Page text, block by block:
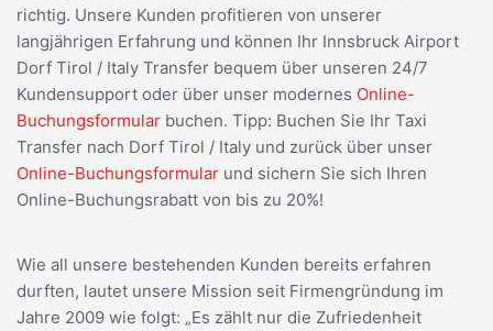
richtig. Unsere Kunden profitieren von unserer
langjährigen Erfahrung und können Ihr Innsbruck Airport
Dorf Tirol / Italy Transfer bequem über unseren 24/7
Kundensupport oder über unser modernes Online-
Buchungsformular buchen. Tipp: Buchen Sie Ihr Taxi
Transfer nach Dorf Tirol / Italy und zurück über unser
Online-Buchungsformular und sichern Sie sich Ihren
Online-Buchungsrabatt von bis zu 20%!
Wie all unsere bestehenden Kunden bereits erfahren
durften, lautet unsere Mission seit Firmengründung im
Jahre 2009 wie folgt: „Es zählt nur die Zufriedenheit